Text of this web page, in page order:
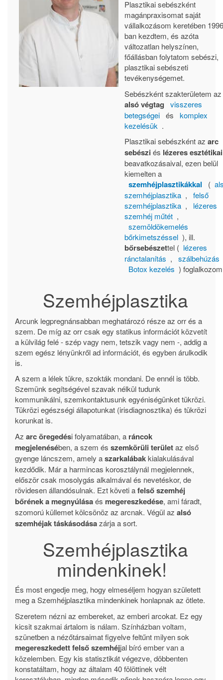
Plasztikai sebészként
magánpraxisomat saját
vállalkozásom keretében
ban kezdtem, és azóta
változatlan helyszínen,
főállásban folytatom sebészi,
plasztikai sebészeti
tevékenységemet.
Sebészként szakterületem az
alsó végtag
visszeres
betegségei és
komplex
kezelésük .
Plasztikai sebészként az arc
sebészi és lézeres esztétikai
beavatkozásaival, ezen belül
kiemelten a
szemhéjplasztikákkal (
szemhéjplasztika ,
felső
szemhéjplasztika ,
lézeres
szemhéj műtét ,
szemöldökemelés
bőrkimetszéssel ), ill.
bőrsebészettel ( lézeres
ránctalanítás ,
szálbehúzás
Botox kezelés )
Szemhéjplasztika
Arcunk legpregnánsabban meghatározó része az orr és a
szem. De míg az orr csak egy statikus információt közvetít
a külvilág felé - szép vagy nem, tetszik vagy nem -, addig a
szem egész lényünkről ad információt, és egyben árulkodik
is.
A szem a lélek tükre, szokták mondani. De ennél is több.
Szemünk segítségével szavak nélkül tudunk
kommunikálni, szemkontaktusunk egyéniségünket tükrözi.
Tükrözi egészségi állapotunkat (irisdiagnosztika) és tükrözi
korunkat is.
Az arc öregedési folyamatában, a ráncok
megjelenésében, a szem és szemkörüli területaz első
gyenge láncszem, amely aszarkalábakkialakulásával
kezdődik. Már a harmincas korosztálynál megjelennek,
először csak mosolygás alkalmával és nevetéskor, de
rövidesen állandósulnak. Ezt követi afelső szemhéj
bőrének a megnyúlásaés megereszkedése, ami fáradt,
szomorú küllemet kölcsönöz az arcnak. Végül az alsó
szemhéjak táskásodásazárja a sort.
Szemhéjplasztika
mindenkinek!
És most engedje meg, hogy elmeséljem hogyan született
meg a Szemhéjplasztika mindenkinek honlapnak az ötlete.
Szeretem nézni az embereket, az emberi arcokat. Ez egy
kicsit szakmai ártalom is nálam. Színházban voltam,
szünetben a nézőtársaimat figyelve feltűnt milyen sok
megereszkedett felső szemhéjjal bíró ember van a
közelemben. Egy kis statisztikát végezve, döbbenten
konstatáltam, hogy az általam 40 fölöttinek vélt